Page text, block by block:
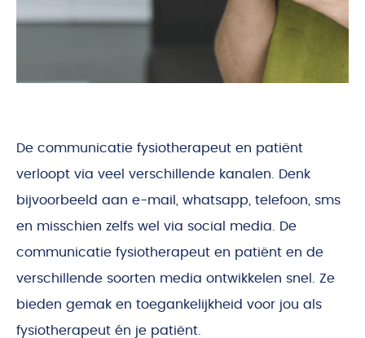
De communicatie fysiotherapeut en patiënt
verloopt via veel verschillende kanalen. Denk
bijvoorbeeld aan e-mail, whatsapp, telefoon, sms
en misschien zelfs wel via social media. De
communicatie fysiotherapeut en patiënt en de
verschillende soorten media ontwikkelen snel. Ze
bieden gemak en toegankelijkheid voor jou als
fysiotherapeut én je patiënt.